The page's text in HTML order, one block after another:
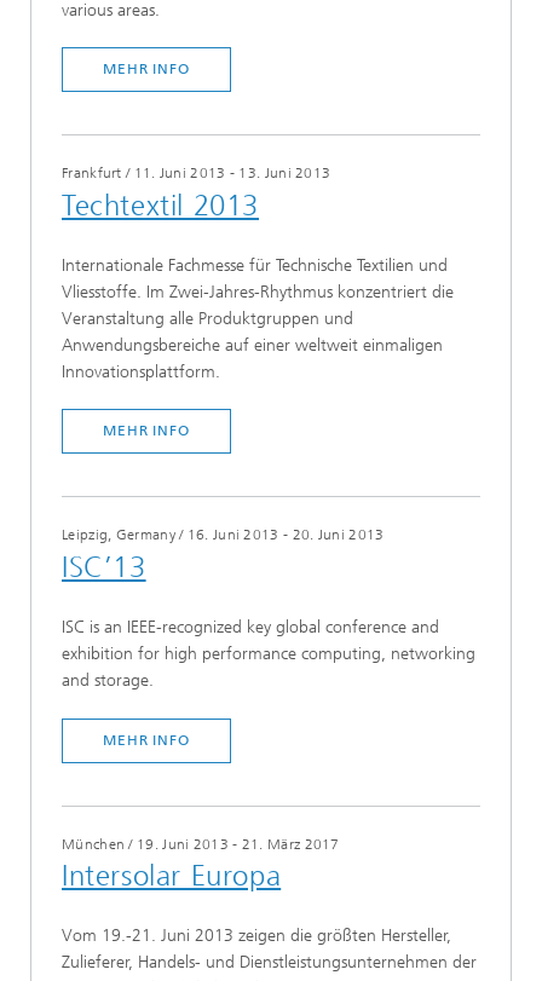
various areas.
MEHR INFO
Frankfurt / 11. Juni 2013 - 13. Juni 2013
Techtextil 2013
Internationale Fachmesse für Technische Textilien und
Vliesstoffe. Im Zwei-Jahres-Rhythmus konzentriert die
Veranstaltung alle Produktgruppen und
Anwendungsbereiche auf einer weltweit einmaligen
Innovationsplattform.
MEHR INFO
Leipzig, Germany/ 16. Juni 2013 - 20. Juni 2013
ISC’13
ISC is an IEEE-recognized key global conference and
exhibition for high performance computing, networking
and storage.
MEHR INFO
München / 19. Juni 2013 - 21. März 2017
Intersolar Europa
Vom 19.-21. Juni 2013 zeigen die größten Hersteller,
Zulieferer, Handels- und Dienstleistungsunternehmen der